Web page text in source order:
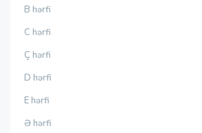
B hərfi
C hərfi
Ç hərfi
D hərfi
E hərfi
Ə hərfi